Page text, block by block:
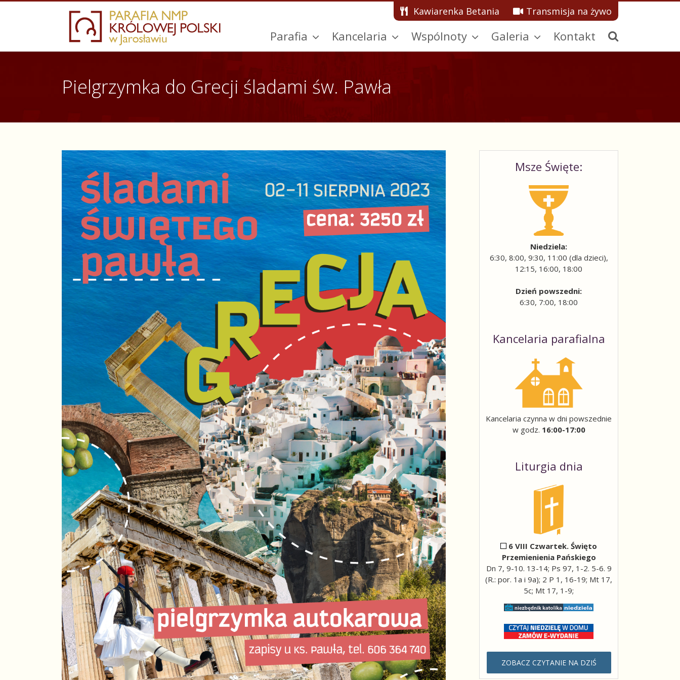
Kawiarenka Betania Transmisja na żywo
Parafia Kancelaria Wspólnoty Galeria Kontakt
Pielgrzymka do Grecji śladami św. Pawła
Msze Święte:
Niedziela:
6:30, 8:00, 9:30, 11:00 (dla dzieci),
12:15, 16:00, 18:00
Dzień powszedni:
6:30, 7:00, 18:00
Kancelaria parafialna
Kancelaria czynna w dni powszednie
w godz. 16:00-17:00
Liturgia dnia
6 VIII Czwartek. Święto
Przemienienia Pańskiego
Dn 7, 9-10. 13-14; Ps 97, 1-2. 5-6. 9
(R.: por. 1a i 9a); 2 P 1, 16-19; Mt 17,
5c; Mt 17, 1-9;
ZOBACZ CZYTANIE NA DZIŚ